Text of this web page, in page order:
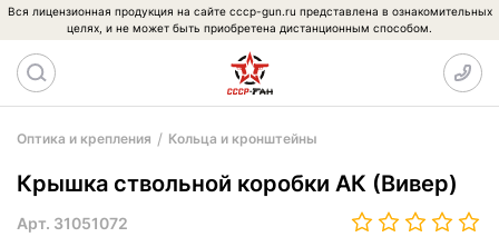
Вся лицензионная продукция на сайте cccp-gun.ru представлена в ознакомительных
целях, и не может быть приобретена дистанционным способом.
Оптика и крепления Кольца и кронштейны
Крышка ствольной коробки АК (Вивер)
Арт. 31051072